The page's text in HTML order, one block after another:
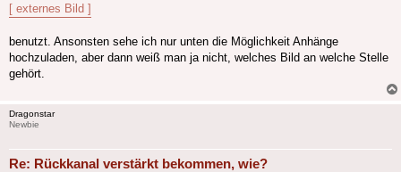
[ externes Bild ]
benutzt. Ansonsten sehe ich nur unten die Möglichkeit Anhänge
hochzuladen, aber dann weiß man ja nicht, welches Bild an welche Stelle
gehört.
Dragonstar
Newbie
Re: Rückkanal verstärkt bekommen, wie?